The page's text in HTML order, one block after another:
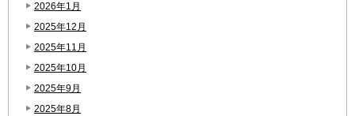
2026年1月
2025年12月
2025年11月
2025年10月
2025年9月
2025年8月